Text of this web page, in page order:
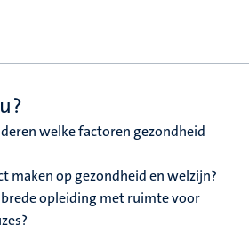
welke factoren gezondheid
maken op gezondheid en welzijn?
brede opleiding met ruimte voor